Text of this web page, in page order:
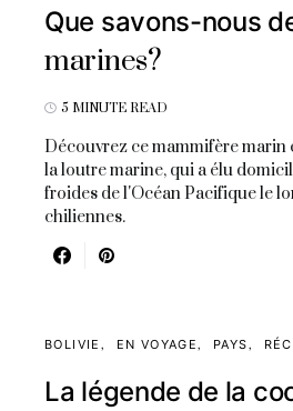
Que savons-nous
marines?
5 MINUTE READ
Découvrez ce mammifère marin
la loutre marine, qui a élu
froides de l'Océan Pacifique le
chiliennes.
BOLIVIE EN VOYAGE PAYS
La légende de la